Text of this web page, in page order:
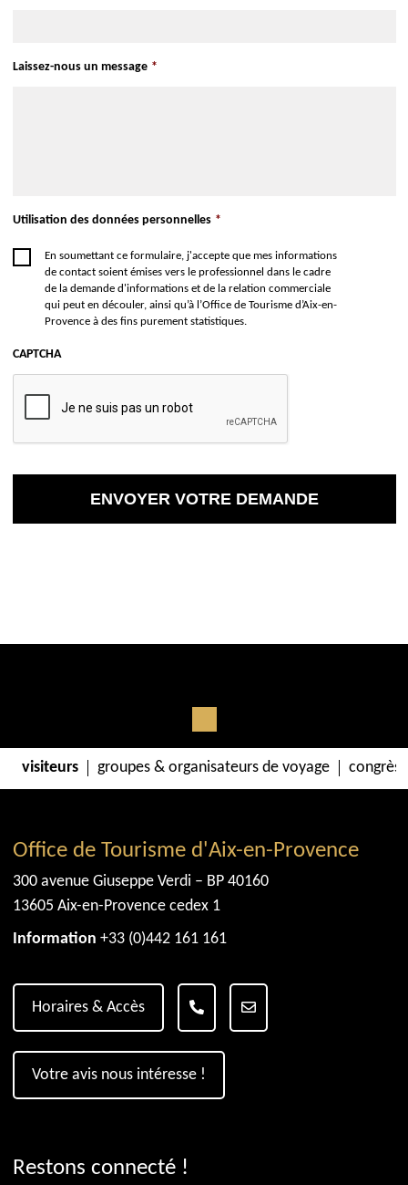
sortir l’art des musées pour l’intégrer au cœur de la
cité. Le catalogue de l’exposition est disponible aux
éditions Fage (français & anglais). 164 pages. 30 €.
Laissez-nous un message *
Utilisation des données personnelles *
En soumettant ce formulaire, j'accepte que mes informations
de contact soient émises vers le professionnel dans le cadre
de la demande d'informations et de la relation commerciale
qui peut en découler, ainsi qu’à l’Office de Tourisme d’Aix-en-
Provence à des fins purement statistiques.
CAPTCHA
visiteurs groupes & organisateurs de voyage congrès
Office de Tourisme d'Aix-en-Provence
300 avenue Giuseppe Verdi – BP 40160
13605 Aix-en-Provence cedex 1
Information +33 (0)442 161 161
Horaires & Accès
Votre avis nous intéresse !
Restons connecté !